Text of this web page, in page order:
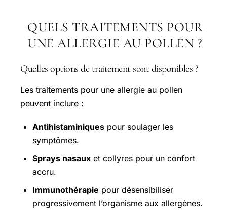
QUELS TRAITEMENTS POUR
UNE ALLERGIE AU POLLEN ?
Quelles options de traitement sont disponibles ?
Les traitements pour une allergie au pollen
peuvent inclure :
Antihistaminiques pour soulager les
symptômes.
Sprays nasaux et collyres pour un confort
accru.
Immunothérapie pour désensibiliser
progressivement l’organisme aux allergènes.